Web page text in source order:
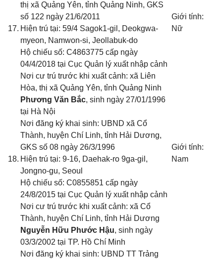
17.
thị xã Quảng Yên, tỉnh Quảng Ninh, GKS
số 122 ngày 21/6/2011
Hiện trú tại: 59/4 Sagok1-gil, Deokgwa-
myeon, Namwon-si, Jeollabuk-do
Hộ chiếu số: C4863775 cấp ngày
04/4/2018 tại Cục Quản lý xuất nhập cảnh
Nơi cư trú trước khi xuất cảnh: xã Liên
Hòa, thị xã Quảng Yên, tỉnh Quảng Ninh
Giới tính:
Nữ
18.
Phương Văn Bắc, sinh ngày 27/01/1996
tại Hà Nội
Nơi đăng ký khai sinh: UBND xã Cổ
Thành, huyện Chí Linh, tỉnh Hải Dương,
GKS số 08 ngày 26/3/1996
Hiện trú tại: 9-16, Daehak-ro 9ga-gil,
Jongno-gu, Seoul
Hộ chiếu số: C0855851 cấp ngày
24/8/2015 tại Cục Quản lý xuất nhập cảnh
Nơi cư trú trước khi xuất cảnh: xã Cổ
Thành, huyện Chí Linh, tỉnh Hải Dương
Giới tính:
Nam
Nguyễn Hữu Phước Hậu, sinh ngày
03/3/2002 tại TP. Hồ Chí Minh
Nơi đăng ký khai sinh: UBND TT Trảng